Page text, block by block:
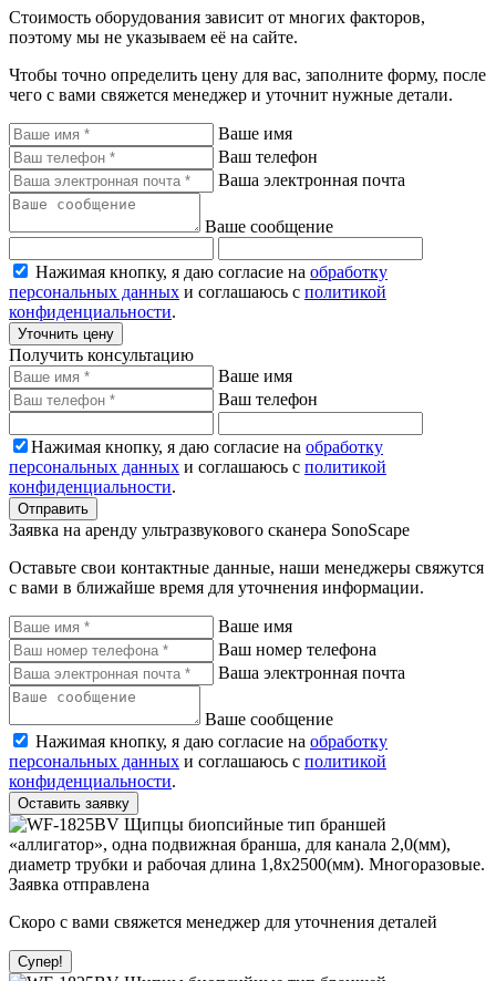
Стоимость оборудования зависит от многих факторов,
поэтому мы не указываем её на сайте.
Чтобы точно определить цену для вас, заполните форму, после
чего с вами свяжется менеджер и уточнит нужные детали.
Ваше имя
Ваш телефон
Ваша электронная почта
Ваше сообщение
Нажимая кнопку, я даю согласие на обработку
персональных данных и соглашаюсь с политикой
конфиденциальности.
Уточнить цену
Получить консультацию
Ваше имя
Ваш телефон
Нажимая кнопку, я даю согласие на обработку
персональных данных и соглашаюсь с политикой
конфиденциальности.
Отправить
Заявка на аренду ультразвукового сканера SonoScape
Оставьте свои контактные данные, наши менеджеры свяжутся
с вами в ближайше время для уточнения информации.
Ваше имя
Ваш номер телефона
Ваша электронная почта
Ваше сообщение
Нажимая кнопку, я даю согласие на обработку
персональных данных и соглашаюсь с политикой
конфиденциальности.
Оставить заявку
Заявка отправлена
Скоро с вами свяжется менеджер для уточнения деталей
Супер!